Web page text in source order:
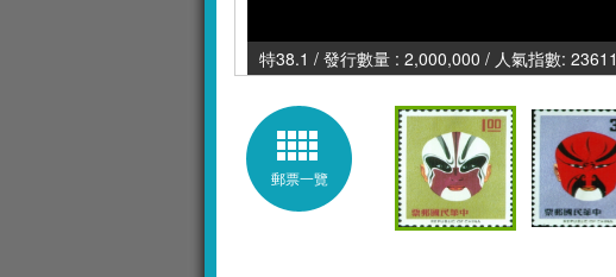
特38.1 / 發行數量 : 2,000,000 / 人氣指數: 23611
郵票一覽